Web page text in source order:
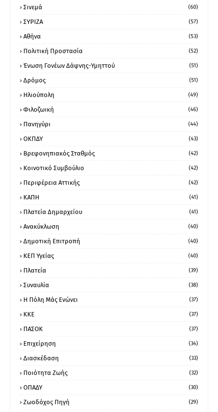
Σινεμά (60)
ΣΥΡΙΖΑ (57)
Αθήνα (53)
Πολιτική Προστασία (52)
Ένωση Γονέων Δάφνης-Υμηττού (51)
Δρόμος (51)
Ηλιούπολη (49)
Φιλοζωική (46)
Πανηγύρι (44)
ΟΚΠΔΥ (43)
Βρεφονηπιακός Σταθμός (42)
Κοινοτικό Συμβούλιο (42)
Περιφέρεια Αττικής (42)
ΚΑΠΗ (41)
Πλατεία Δημαρχείου (41)
Ανακύκλωση (40)
Δημοτική Επιτροπή (40)
ΚΕΠ Υγείας (40)
Πλατεία (39)
Συναυλία (38)
Η Πόλη Μάς Ενώνει (37)
ΚΚΕ (37)
ΠΑΣΟΚ (37)
Επιχείρηση (34)
Διασκέδαση (33)
Ποιότητα Ζωής (32)
ΟΠΑΔΥ (30)
Ζωοδόχος Πηγή (29)